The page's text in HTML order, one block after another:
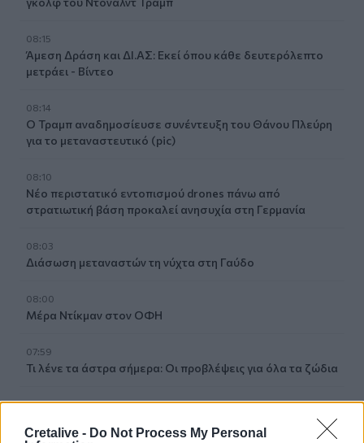
Cretalive - Do Not Process My Personal
08:15
Άμεση Δράση και ΔΙ.ΑΣ: Εκεί όπου κάθε δευτερόλεπτο
μετράει - Βίντεο
08:14
Ο Τραμπ αναδημοσίευσε συνέντευξη του Θάνου Πλεύρη
για το μεταναστευτικό (pic)
08:10
Νέο περιστατικό εντοπισμού drones πάνω από
στρατιωτική βάση προκαλεί ανησυχία στη Γερμανία
08:03
Διάσωση μεταναστών τη νύχτα στη Γαύδο
08:00
Μέρα Ντίκμαν στον ΟΦΗ
07:59
Τι λένε τα άστρα σήμερα: Οι προβλέψεις για όλα τα ζώδια
07:53
ενδοοικογενειακή βία